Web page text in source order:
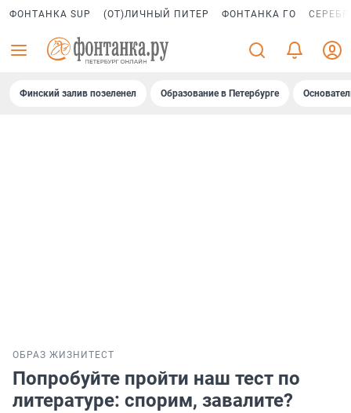
ФОНТАНКА SUP (ОТ)ЛИЧНЫЙ ПИТЕР ФОНТАНКА ГО
Финский залив позеленел Образование в Петербурге
ОБРАЗ ЖИЗНИ ТЕСТ
Попробуйте пройти наш тест по
литературе: спорим, завалите?